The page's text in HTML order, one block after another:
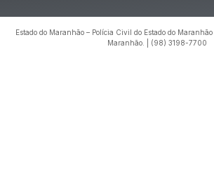
Estado do Maranhão – Polícia Civil do Estado do
Maranhão. | (98) 3198-7700